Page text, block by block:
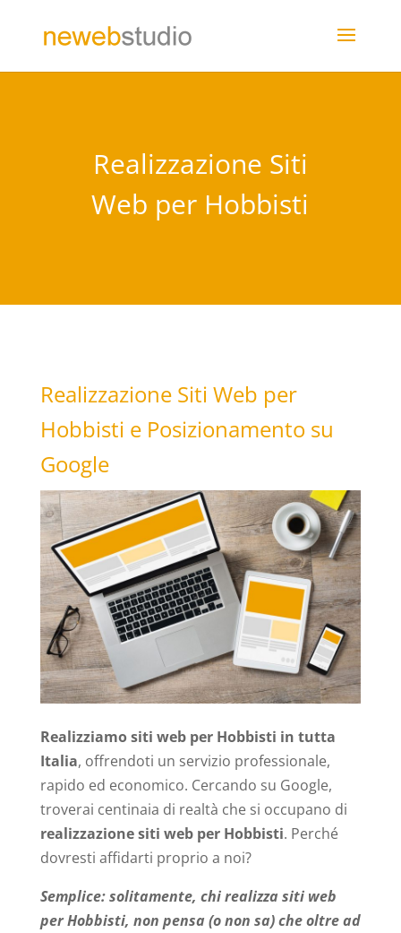
Realizzazione Siti
Web per Hobbisti
Realizzazione Siti Web per
Hobbisti e Posizionamento su
Google
Realizziamo siti web per Hobbisti in tutta
Italia, offrendoti un servizio professionale,
rapido ed economico. Cercando su Google,
troverai centinaia di realtà che si occupano di
realizzazione siti web per Hobbisti. Perché
dovresti affidarti proprio a noi?
Semplice: solitamente, chi realizza siti web
per Hobbisti, non pensa (o non sa) che oltre ad